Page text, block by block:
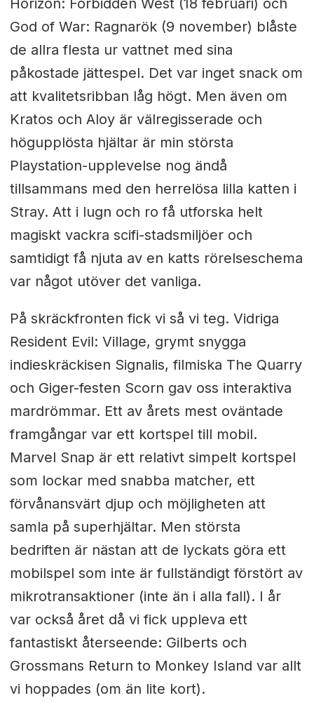
Horizon: Forbidden West (18 februari) och
God of War: Ragnarök (9 november) blåste
de allra flesta ur vattnet med sina
påkostade jättespel. Det var inget snack om
att kvalitetsribban låg högt. Men även om
Kratos och Aloy är välregisserade och
högupplösta hjältar är min största
Playstation-upplevelse nog ändå
tillsammans med den herrelösa lilla katten i
Stray. Att i lugn och ro få utforska helt
magiskt vackra scifi-stadsmiljöer och
samtidigt få njuta av en katts rörelseschema
var något utöver det vanliga.
På skräckfronten fick vi så vi teg. Vidriga
Resident Evil: Village, grymt snygga
indieskräckisen Signalis, filmiska The Quarry
och Giger-festen Scorn gav oss interaktiva
mardrömmar. Ett av årets mest oväntade
framgångar var ett kortspel till mobil.
Marvel Snap är ett relativt simpelt kortspel
som lockar med snabba matcher, ett
förvånansvärt djup och möjligheten att
samla på superhjältar. Men största
bedriften är nästan att de lyckats göra ett
mobilspel som inte är fullständigt förstört av
mikrotransaktioner (inte än i alla fall). I år
var också året då vi fick uppleva ett
fantastiskt återseende: Gilberts och
Grossmans Return to Monkey Island var allt
vi hoppades (om än lite kort).